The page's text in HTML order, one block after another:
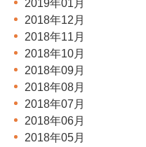
2019年01月
2018年12月
2018年11月
2018年10月
2018年09月
2018年08月
2018年07月
2018年06月
2018年05月